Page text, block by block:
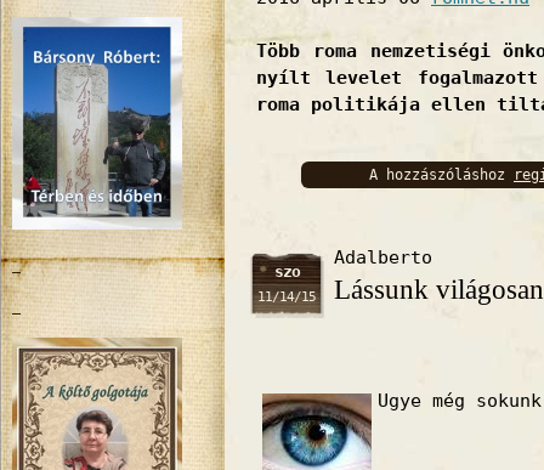
Több roma nemzetiségi
nyílt levelet fogalmazott
roma politikája ellen
A hozzászóláshoz
szo
11/14/15
Adalberto
Lássunk
Ugye még